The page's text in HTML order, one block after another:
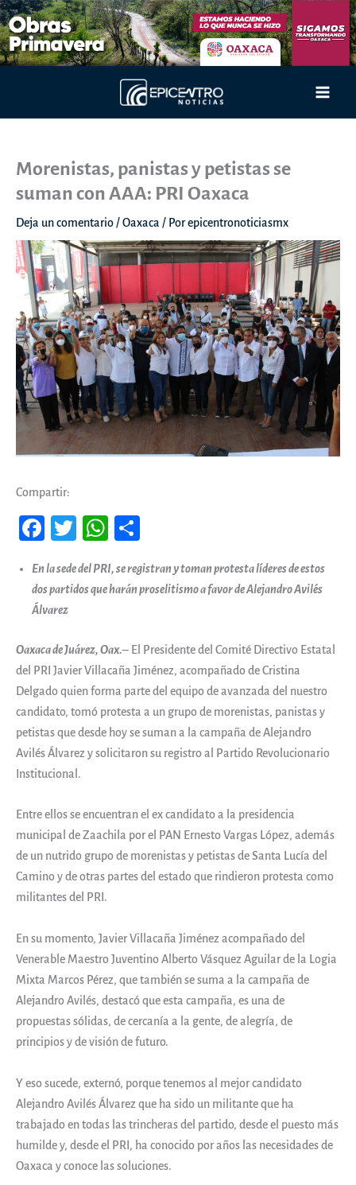
Ir
al
contenido
Morenistas, panistas y petistas se
suman con AAA: PRI Oaxaca
Deja un comentario/Oaxaca / Porepicentronoticiasmx
Compartir:
Fa
b
oo
T
tt
er
W
ts pa
rti
En la sede del PRI, se registran y toman protesta líderes de estos
dos partidos que harán proselitismo a favor de Alejandro Avilés
Álvarez
Oaxaca de Juárez, Oax.– El Presidente del Comité Directivo Estatal
del PRI Javier Villacaña Jiménez, acompañado de Cristina
Delgado quien forma parte del equipo de avanzada del nuestro
candidato, tomó protesta a un grupo de morenistas, panistas y
petistas que desde hoy se suman a la campaña de Alejandro
Avilés Álvarez y solicitaron su registro al Partido Revolucionario
Institucional.
Entre ellos se encuentran el ex candidato a la presidencia
municipal de Zaachila por el PAN Ernesto Vargas López, además
de un nutrido grupo de morenistas y petistas de Santa Lucía del
Camino y de otras partes del estado que rindieron protesta como
militantes del PRI.
En su momento, Javier Villacaña Jiménez acompañado del
Venerable Maestro Juventino Alberto Vásquez Aguilar de la Logia
Mixta Marcos Pérez, que también se suma a la campaña de
Alejandro Avilés, destacó que esta campaña, es una de
propuestas sólidas, de cercanía a la gente, de alegría, de
principios y de visión de futuro.
Y eso sucede, externó, porque tenemos al mejor candidato
Alejandro Avilés Álvarez que ha sido un militante que ha
trabajado en todas las trincheras del partido, desde el puesto más
humilde y, desde el PRI, ha conocido por años las necesidades de
Oaxaca y conoce las soluciones.